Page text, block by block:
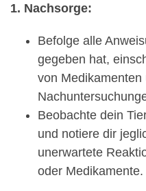
1. Nachsorge:
Befolge alle
gegeben hat,
von
Beobachte dein
und notiere dir
unerwartete
oder Medikamente.